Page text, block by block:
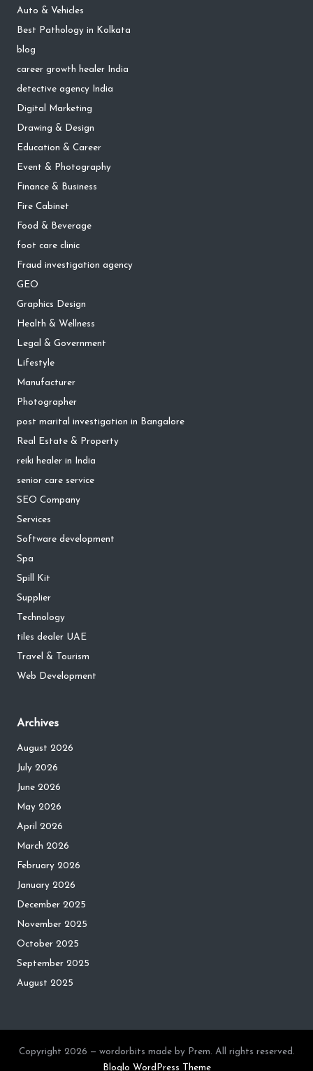
Auto & Vehicles
Best Pathology in Kolkata
blog
career growth healer India
detective agency India
Digital Marketing
Drawing & Design
Education & Career
Event & Photography
Finance & Business
Fire Cabinet
Food & Beverage
foot care clinic
Fraud investigation agency
GEO
Graphics Design
Health & Wellness
Legal & Government
Lifestyle
Manufacturer
Photographer
post marital investigation in Bangalore
Real Estate & Property
reiki healer in India
senior care service
SEO Company
Services
Software development
Spa
Spill Kit
Supplier
Technology
tiles dealer UAE
Travel & Tourism
Web Development
Archives
August 2026
July 2026
June 2026
May 2026
April 2026
March 2026
February 2026
January 2026
December 2025
November 2025
October 2025
September 2025
August 2025
Copyright 2026 — wordorbits made by Prem. All rights reserved.
Bloglo WordPress Theme